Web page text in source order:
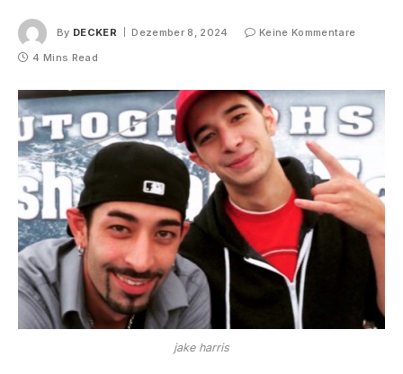
By DECKER Dezember 8, 2024
Keine Kommentare
4 Mins Read
jake harris